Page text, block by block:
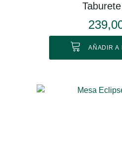
AÑADIR A